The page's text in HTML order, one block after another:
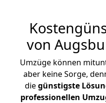
von
Umzüge können
aber keine Sorge,
diegünstigste
professionellen